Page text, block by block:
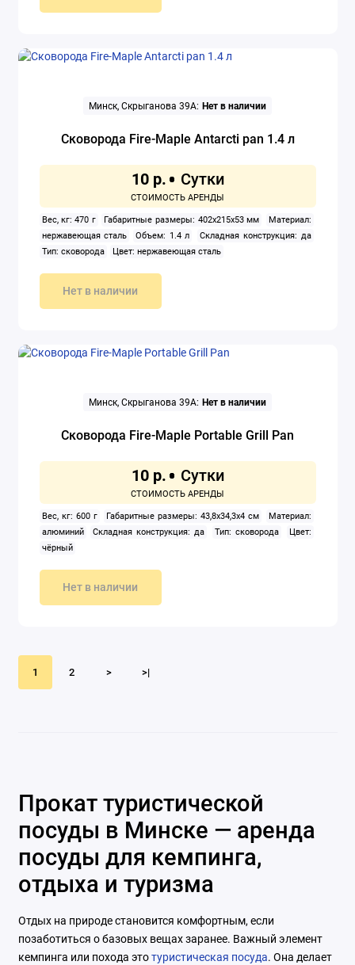
Минск, Скрыганова 39А: Нет в наличии
Сковорода Fire-Maple Antarcti pan 1.4 л
10 р.
Вес, кг: 470 г Габаритные размеры: 402х215х53 мм
Материал:
нержавеющая сталь
Объем: 1.4 л
Складная конструкция: да
Тип: сковорода
Цвет: нержавеющая сталь
Нет в наличии
Минск, Скрыганова 39А: Нет в наличии
Сковорода Fire-Maple Portable Grill Pan
10 р.
Вес, кг: 600 г Габаритные размеры: 43,8x34,3x4 см
Материал:
алюминий
Складная конструкция: да Тип: сковорода
Цвет:
чёрный
Нет в наличии
1 2 > >|
Прокат туристической
посуды в Минске — аренда
посуды для кемпинга,
отдыха и туризма
Отдых на природе становится комфортным, если
позаботиться о базовых вещах заранее. Важный элемент
кемпинга или похода этотуристическая посуда. Она делает